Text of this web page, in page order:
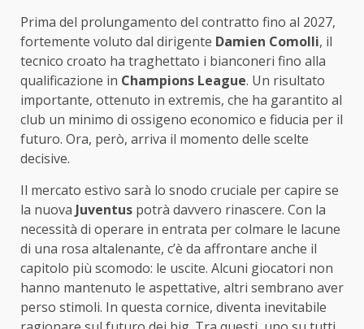
Prima del prolungamento del contratto fino al 2027,
fortemente voluto dal dirigente Damien Comolli, il
tecnico croato ha traghettato i bianconeri fino alla
qualificazione in Champions League. Un risultato
importante, ottenuto in extremis, che ha garantito al
club un minimo di ossigeno economico e fiducia per il
futuro. Ora, però, arriva il momento delle scelte
decisive.
Il mercato estivo sarà lo snodo cruciale per capire se
la nuova Juventus potrà davvero rinascere. Con la
necessità di operare in entrata per colmare le lacune
di una rosa altalenante, c’è da affrontare anche il
capitolo più scomodo: le uscite. Alcuni giocatori non
hanno mantenuto le aspettative, altri sembrano aver
perso stimoli. In questa cornice, diventa inevitabile